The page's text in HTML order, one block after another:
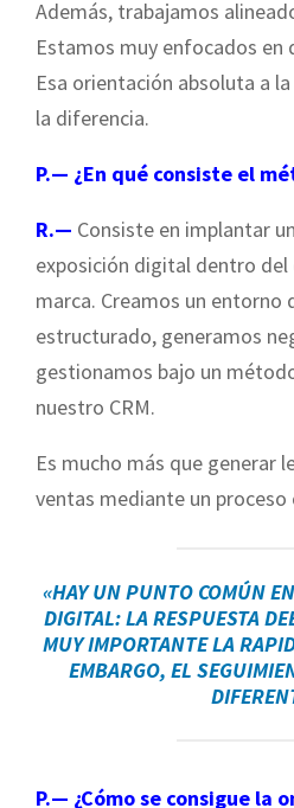
Además, trabajamos
Estamos muy enfocados en
Esa orientación absoluta a
la diferencia.
P.— ¿En qué consiste el
R.— Consiste en implantar
exposición digital dentro del
marca. Creamos un entorno
estructurado, generamos
gestionamos bajo un
nuestro CRM.
Es mucho más que generar
ventas mediante un
«HAY UN PUNTO COMÚN
DIGITAL: LA RESPUESTA
MUY IMPORTANTE LA
EMBARGO, EL
P.— ¿Cómo se consigue la